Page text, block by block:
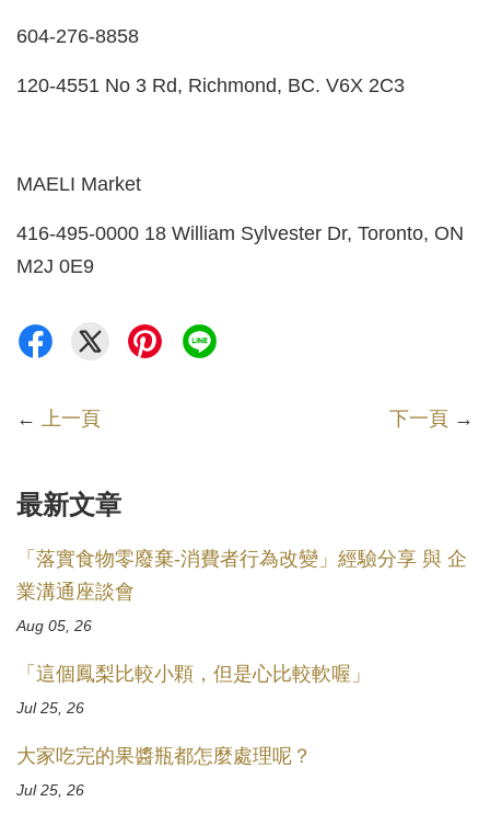
604-276-8858
120-4551 No 3 Rd, Richmond, BC. V6X 2C3
MAELI Market
416-495-0000 18 William Sylvester Dr, Toronto, ON
M2J 0E9
← 上一頁 下一頁 →
最新文章
「落實食物零廢棄-消費者行為改變」經驗分享 與 企
業溝通座談會
Aug 05, 26
「這個鳳梨比較小顆，但是心比較軟喔」
Jul 25, 26
大家吃完的果醬瓶都怎麼處理呢？
Jul 25, 26